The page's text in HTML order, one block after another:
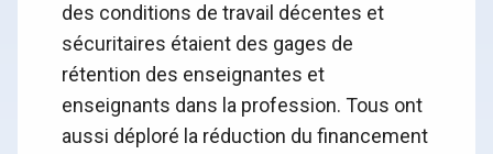
des conditions de travail décentes et
sécuritaires étaient des gages de
rétention des enseignantes et
enseignants dans la profession. Tous ont
aussi déploré la réduction du financement